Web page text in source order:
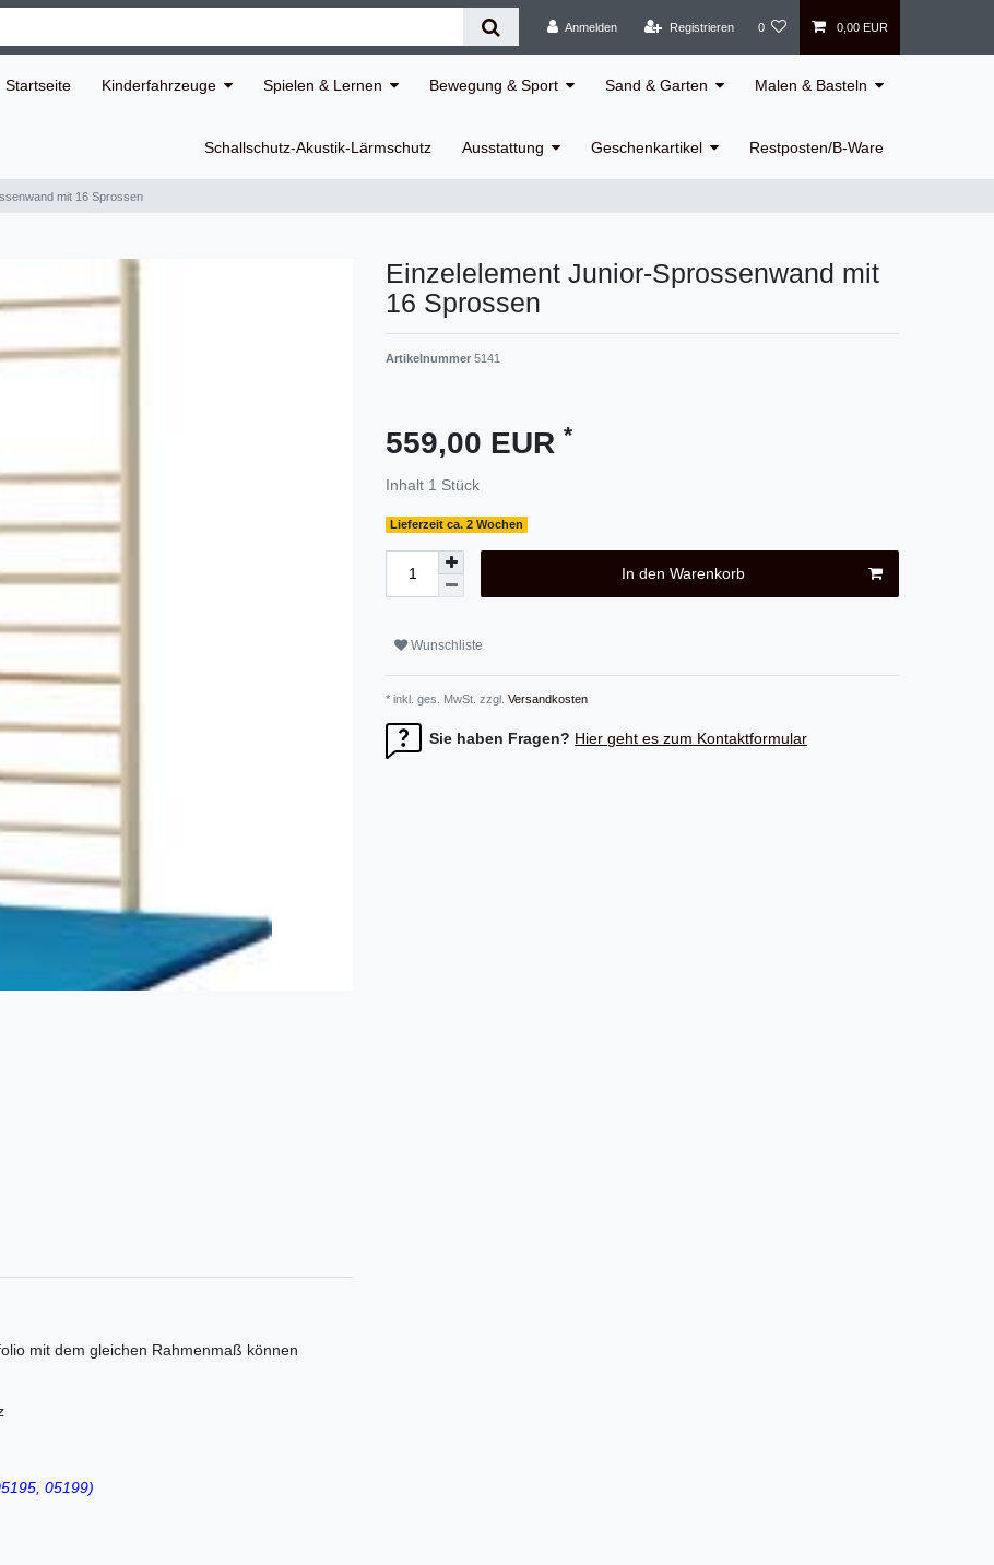
Anmelden
Registrieren 0 0,00 EUR
Startseite Kinderfahrzeuge Spielen & Lernen Bewegung & Sport Sand & Garten Malen & Basteln
Schallschutz-Akustik-Lärmschutz Ausstattung Geschenkartikel Restposten/B-Ware
mit 16 Sprossen
Einzelelement Junior-Sprossenwand mit
16 Sprossen
Artikelnummer 5141
559,00 EUR *
Inhalt 1 Stück
Lieferzeit ca. 2 Wochen
In den Warenkorb
Wunschliste
* inkl. ges. MwSt. zzgl. Versandkosten
Sie haben Fragen? Hier geht es zum Kontaktformular
mit dem gleichen Rahmenmaß können
05199)